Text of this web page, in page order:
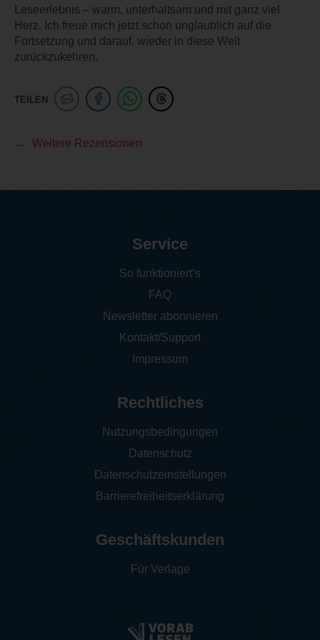
Leseerlebnis – warm, unterhaltsam und mit ganz viel
Herz. Ich freue mich jetzt schon unglaublich auf die
Fortsetzung und darauf, wieder in diese Welt
zurückzukehren.
TEILEN
Weitere Rezensionen
Service
So funktioniert‘s
FAQ
Newsletter abonnieren
Kontakt/Support
Impressum
Rechtliches
Nutzungsbedingungen
Datenschutz
Datenschutzeinstellungen
Barrierefreiheitserklärung
Geschäftskunden
Für Verlage